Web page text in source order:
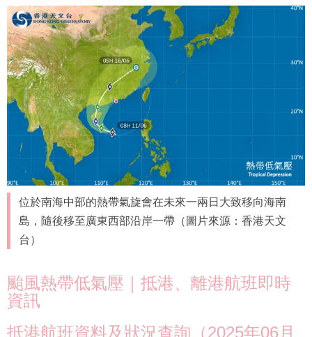
位於南海中部的熱帶氣旋會在未來一兩日大致移向海南
島，隨後移至廣東西部沿岸一帶（圖片來源：香港天文
台）
颱風熱帶低氣壓｜抵港、離港航班即時
資訊
抵港航班資料及狀況查詢（2025年06月